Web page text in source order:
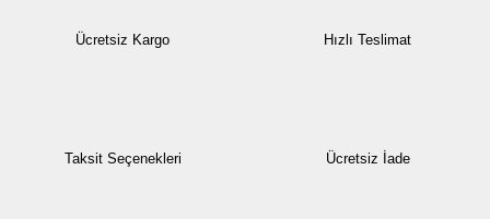
Ücretsiz Kargo Hızlı Teslimat
Taksit Seçenekleri Ücretsiz İade